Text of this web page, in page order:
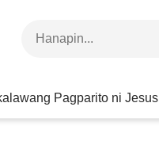
Pagparito ni Jesus